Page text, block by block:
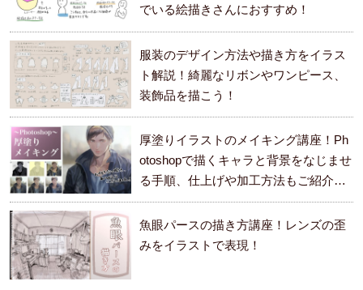
でいる絵描きさんにおすすめ！
服装のデザイン方法や描き方をイラス
ト解説！綺麗なリボンやワンピース、
装飾品を描こう！
厚塗りイラストのメイキング講座！Ph
otoshopで描くキャラと背景をなじませ
る手順、仕上げや加工方法もご紹介し
ます。
魚眼パースの描き方講座！レンズの歪
みをイラストで表現！